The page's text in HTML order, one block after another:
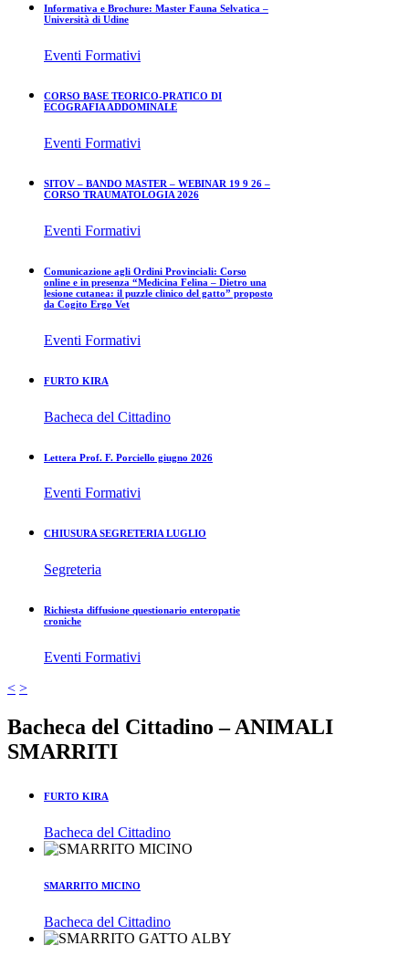
Informativa e Brochure: Master Fauna Selvatica –
Università di Udine
Eventi Formativi
CORSO BASE TEORICO-PRATICO DI
ECOGRAFIA ADDOMINALE
Eventi Formativi
SITOV – BANDO MASTER – WEBINAR 19 9 26 –
CORSO TRAUMATOLOGIA 2026
Eventi Formativi
Comunicazione agli Ordini Provinciali: Corso
online e in presenza “Medicina Felina – Dietro una
lesione cutanea: il puzzle clinico del gatto” proposto
da Cogito Ergo Vet
Eventi Formativi
FURTO KIRA
Bacheca del Cittadino
Lettera Prof. F. Porciello giugno 2026
Eventi Formativi
CHIUSURA SEGRETERIA LUGLIO
Segreteria
Richiesta diffusione questionario enteropatie
croniche
Eventi Formativi
< >
Bacheca del Cittadino – ANIMALI
SMARRITI
FURTO KIRA
Bacheca del Cittadino
SMARRITO MICINO
Bacheca del Cittadino